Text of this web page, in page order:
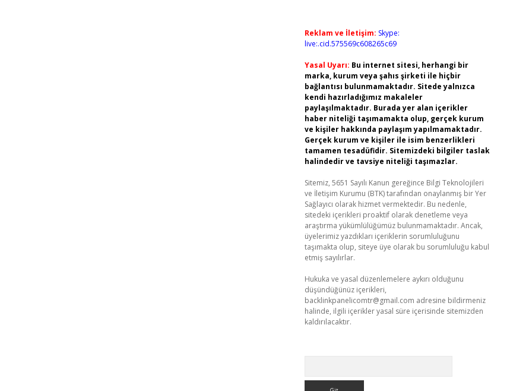
Reklam ve İletişim: Skype:
live:.cid.575569c608265c69
Yasal Uyarı: Bu internet sitesi, herhangi bir
marka, kurum veya şahıs şirketi ile hiçbir
bağlantısı bulunmamaktadır. Sitede yalnızca
kendi hazırladığımız makaleler
paylaşılmaktadır. Burada yer alan içerikler
haber niteliği taşımamakta olup, gerçek kurum
ve kişiler hakkında paylaşım yapılmamaktadır.
Gerçek kurum ve kişiler ile isim benzerlikleri
tamamen tesadüfidir. Sitemizdeki bilgiler taslak
halindedir ve tavsiye niteliği taşımazlar.
Sitemiz, 5651 Sayılı Kanun gereğince Bilgi Teknolojileri
ve İletişim Kurumu (BTK) tarafından onaylanmış bir Yer
Sağlayıcı olarak hizmet vermektedir. Bu nedenle,
sitedeki içerikleri proaktif olarak denetleme veya
araştırma yükümlülüğümüz bulunmamaktadır. Ancak,
üyelerimiz yazdıkları içeriklerin sorumluluğunu
taşımakta olup, siteye üye olarak bu sorumluluğu kabul
etmiş sayılırlar.
Hukuka ve yasal düzenlemelere aykırı olduğunu
düşündüğünüz içerikleri,
backlinkpanelicomtr@gmail.com adresine bildirmeniz
halinde, ilgili içerikler yasal süre içerisinde sitemizden
kaldırılacaktır.